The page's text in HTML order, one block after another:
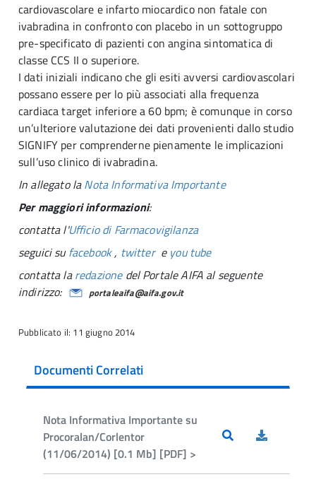
cardiovascolare e infarto miocardico non fatale con
ivabradina in confronto con placebo in un sottogruppo
pre-specificato di pazienti con angina sintomatica di
classe CCS II o superiore.
I dati iniziali indicano che gli esiti avversi cardiovascolari
possano essere per lo più associati alla frequenza
cardiaca target inferiore a 60 bpm; è comunque in corso
un’ulteriore valutazione dei dati provenienti dallo studio
SIGNIFY per comprenderne pienamente le implicazioni
sull’uso clinico di ivabradina.
In allegato laNota Informativa Importante
Per maggiori informazioni:
contatta l'Ufficio di Farmacovigilanza
seguici sufacebook, twitter e you tube
contatta laredazionedel Portale AIFA al seguente
indirizzo:
portaleaifa@aifa.gov.it
Pubblicato il: 11 giugno 2014
Documenti Correlati
Nota Informativa Importante su
Procoralan/Corlentor
(11/06/2014) [0.1 Mb] [PDF] >